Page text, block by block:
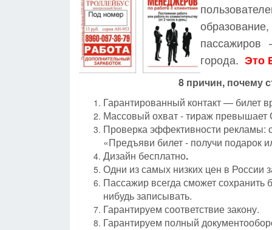
пассажиров
города. Это
8 причин, почему
Гарантированный контакт — билет
Массовый охват - тираж
Проверка эффективности рекламы:
«Предъяви билет - получи подарок
Дизайн бесплатно.
Одни из самых низких цен в России
Пассажир всегда сможет сохранить
нибудь записывать.
Гарантируем соответствие закону.
Гарантируем полный